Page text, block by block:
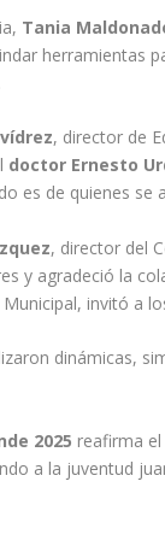
Tania
herramientas
, director de
doctor Ernesto
es de quienes se
, director del
y agradeció la
invitó a
dinámicas,
2025 reafirma
a la juventud